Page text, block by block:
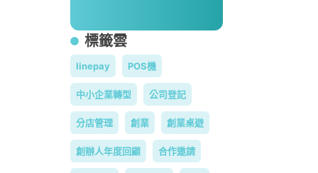
標籤雲
linepay POS機
中小企業轉型 公司登記
分店管理 創業 創業桌遊
創辦人年度回顧 合作邀請